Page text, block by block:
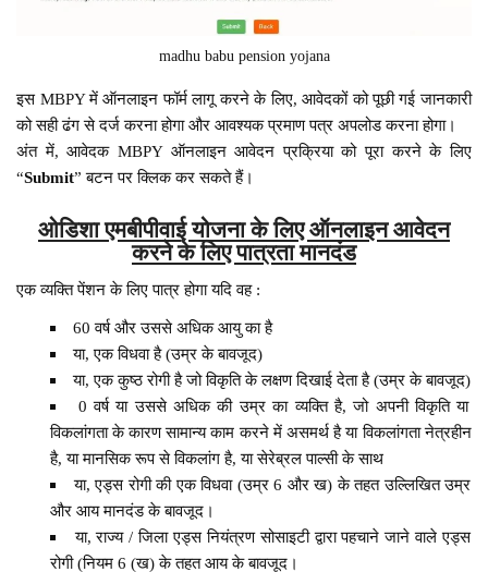
madhu babu pension yojana
इस MBPY में ऑनलाइन फॉर्म लागू करने के लिए, आवेदकों को पूछी गई जानकारी
को सही ढंग से दर्ज करना होगा और आवश्यक प्रमाण पत्र अपलोड करना होगा।
अंत में, आवेदक MBPY ऑनलाइन आवेदन प्रक्रिया को पूरा करने के लिए
“Submit” बटन पर क्लिक कर सकते हैं।
ओडिशा एमबीपीवाई योजना के लिए ऑनलाइन आवेदन
करने के लिए पात्रता मानदंड
एक व्यक्ति पेंशन के लिए पात्र होगा यदि वह :
60 वर्ष और उससे अधिक आयु का है
या, एक विधवा है (उम्र के बावजूद)
या, एक कुष्ठ रोगी है जो विकृति के लक्षण दिखाई देता है (उम्र के बावजूद)
0 वर्ष या उससे अधिक की उम्र का व्यक्ति है, जो अपनी विकृति या
विकलांगता के कारण सामान्य काम करने में असमर्थ है या विकलांगता नेत्रहीन
है, या मानसिक रूप से विकलांग है, या सेरेब्रल पाल्सी के साथ
या, एड्स रोगी की एक विधवा (उम्र 6 और ख) के तहत उल्लिखित उम्र
और आय मानदंड के बावजूद।
या, राज्य / जिला एड्स नियंत्रण सोसाइटी द्वारा पहचाने जाने वाले एड्स
रोगी (नियम 6 (ख) के तहत आय के बावजूद।